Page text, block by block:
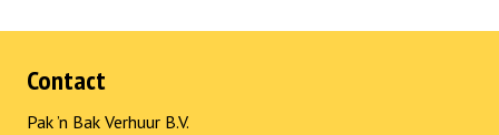
Contact
Pak ’n Bak Verhuur B.V.